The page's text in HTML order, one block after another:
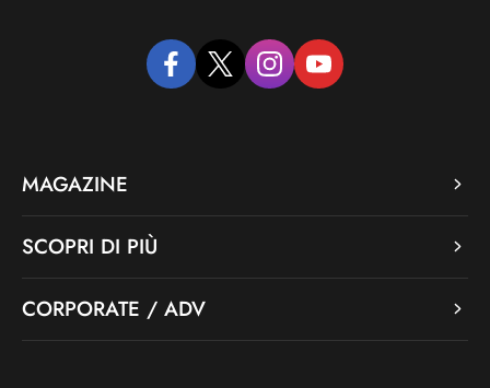
facebooktwitter instagramyoutube
MAGAZINE
SCOPRI DI PIÙ
CORPORATE / ADV